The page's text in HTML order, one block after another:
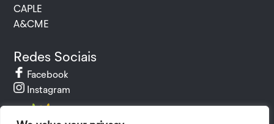
CAPLE
A&CME
Redes Sociais
Facebook
Instagram